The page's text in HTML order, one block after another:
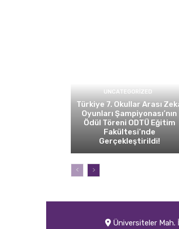
UNCATEGORIZED
Türkiye 7. Okullar Arası
Oyunları Şampiyonası’nın
Ödül Töreni ODTÜ Eğitim
Fakültesi’nde
Gerçekleştirildi!
Üniversiteler Mah.